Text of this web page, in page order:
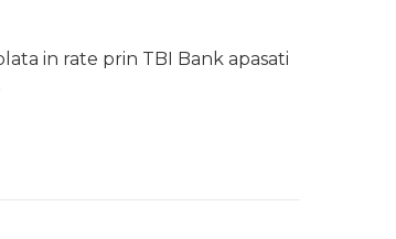
in rate prin TBI Bank apasati